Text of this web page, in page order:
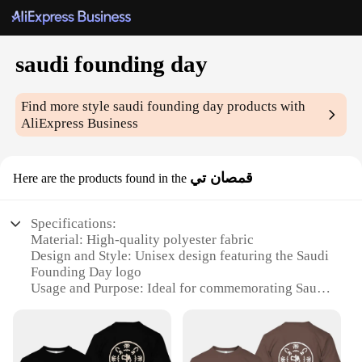
saudi founding day
Find more stylesaudi founding day products with
AliExpress Business
Here are the products found in the قمصان تي
Specifications:
Material: High-quality polyester fabric
Design and Style: Unisex design featuring the Saudi
Founding Day logo
Usage and Purpose: Ideal for commemorating Saudi
Type and Category: Casual wear, suitable for both
men and women
Performance and Property: Durable and